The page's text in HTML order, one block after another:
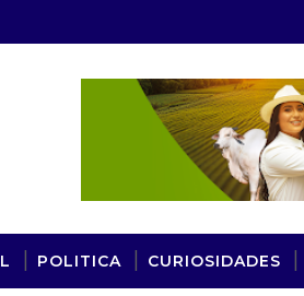
POLITICA CURIOSIDADES